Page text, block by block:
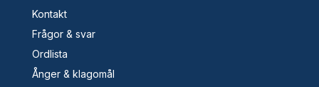
Kontakt
Frågor & svar
Ordlista
Ånger & klagomål